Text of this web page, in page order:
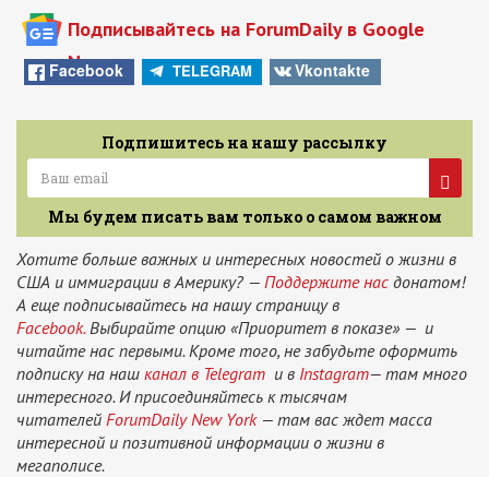
Подписывайтесь на ForumDaily в Google
News
Facebook TELEGRAM Vkontakte
Подпишитесь на нашу рассылку
Мы будем писать вам только о самом важном
Хотите больше важных и интересных новостей о жизни в
США и иммиграции в Америку? — Поддержите нас донатом!
А еще подписывайтесь на нашу страницу в
Facebook.Выбирайте опцию «Приоритет в показе» — и
читайте нас первыми. Кроме того, не забудьте оформить
подписку на наш канал в Telegram и в Instagram— там много
интересного. И присоединяйтесь к тысячам
читателей ForumDaily New York— там вас ждет масса
интересной и позитивной информации о жизни в
мегаполисе.